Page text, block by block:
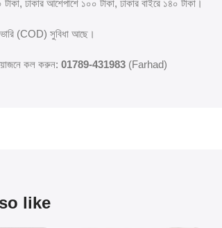
টাকা, ঢাকার আশেপাশে ১০০ টাকা, ঢাকার বাইরে ১৪০ টাকা।
(COD) সুবিধা আছে।
কল করুন: 01789-431983 (Farhad)
like